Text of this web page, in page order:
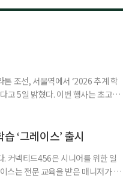
조선, 서울역에서 ‘2026 추계 학
고 5일 밝혔다. 이번 행사는 초고령
어, 여가, 식품, 디지털 기술 등
‘그레이스’ 출시
커넥티드456은 시니어를 위한 일
스는 전문 교육을 받은 매니저가 주